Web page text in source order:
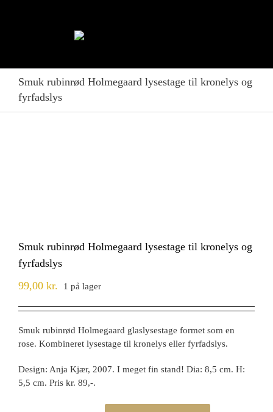
Smuk rubinrød Holmegaard lysestage til kronelys og
fyrfadslys
Smuk rubinrød Holmegaard lysestage til kronelys og
fyrfadslys
99,00 kr. 1 på lager
Smuk rubinrød Holmegaard glaslysestage formet som en
rose. Kombineret lysestage til kronelys eller fyrfadslys.
Design: Anja Kjær, 2007. I meget fin stand! Dia: 8,5 cm. H:
5,5 cm. Pris kr. 89,-.